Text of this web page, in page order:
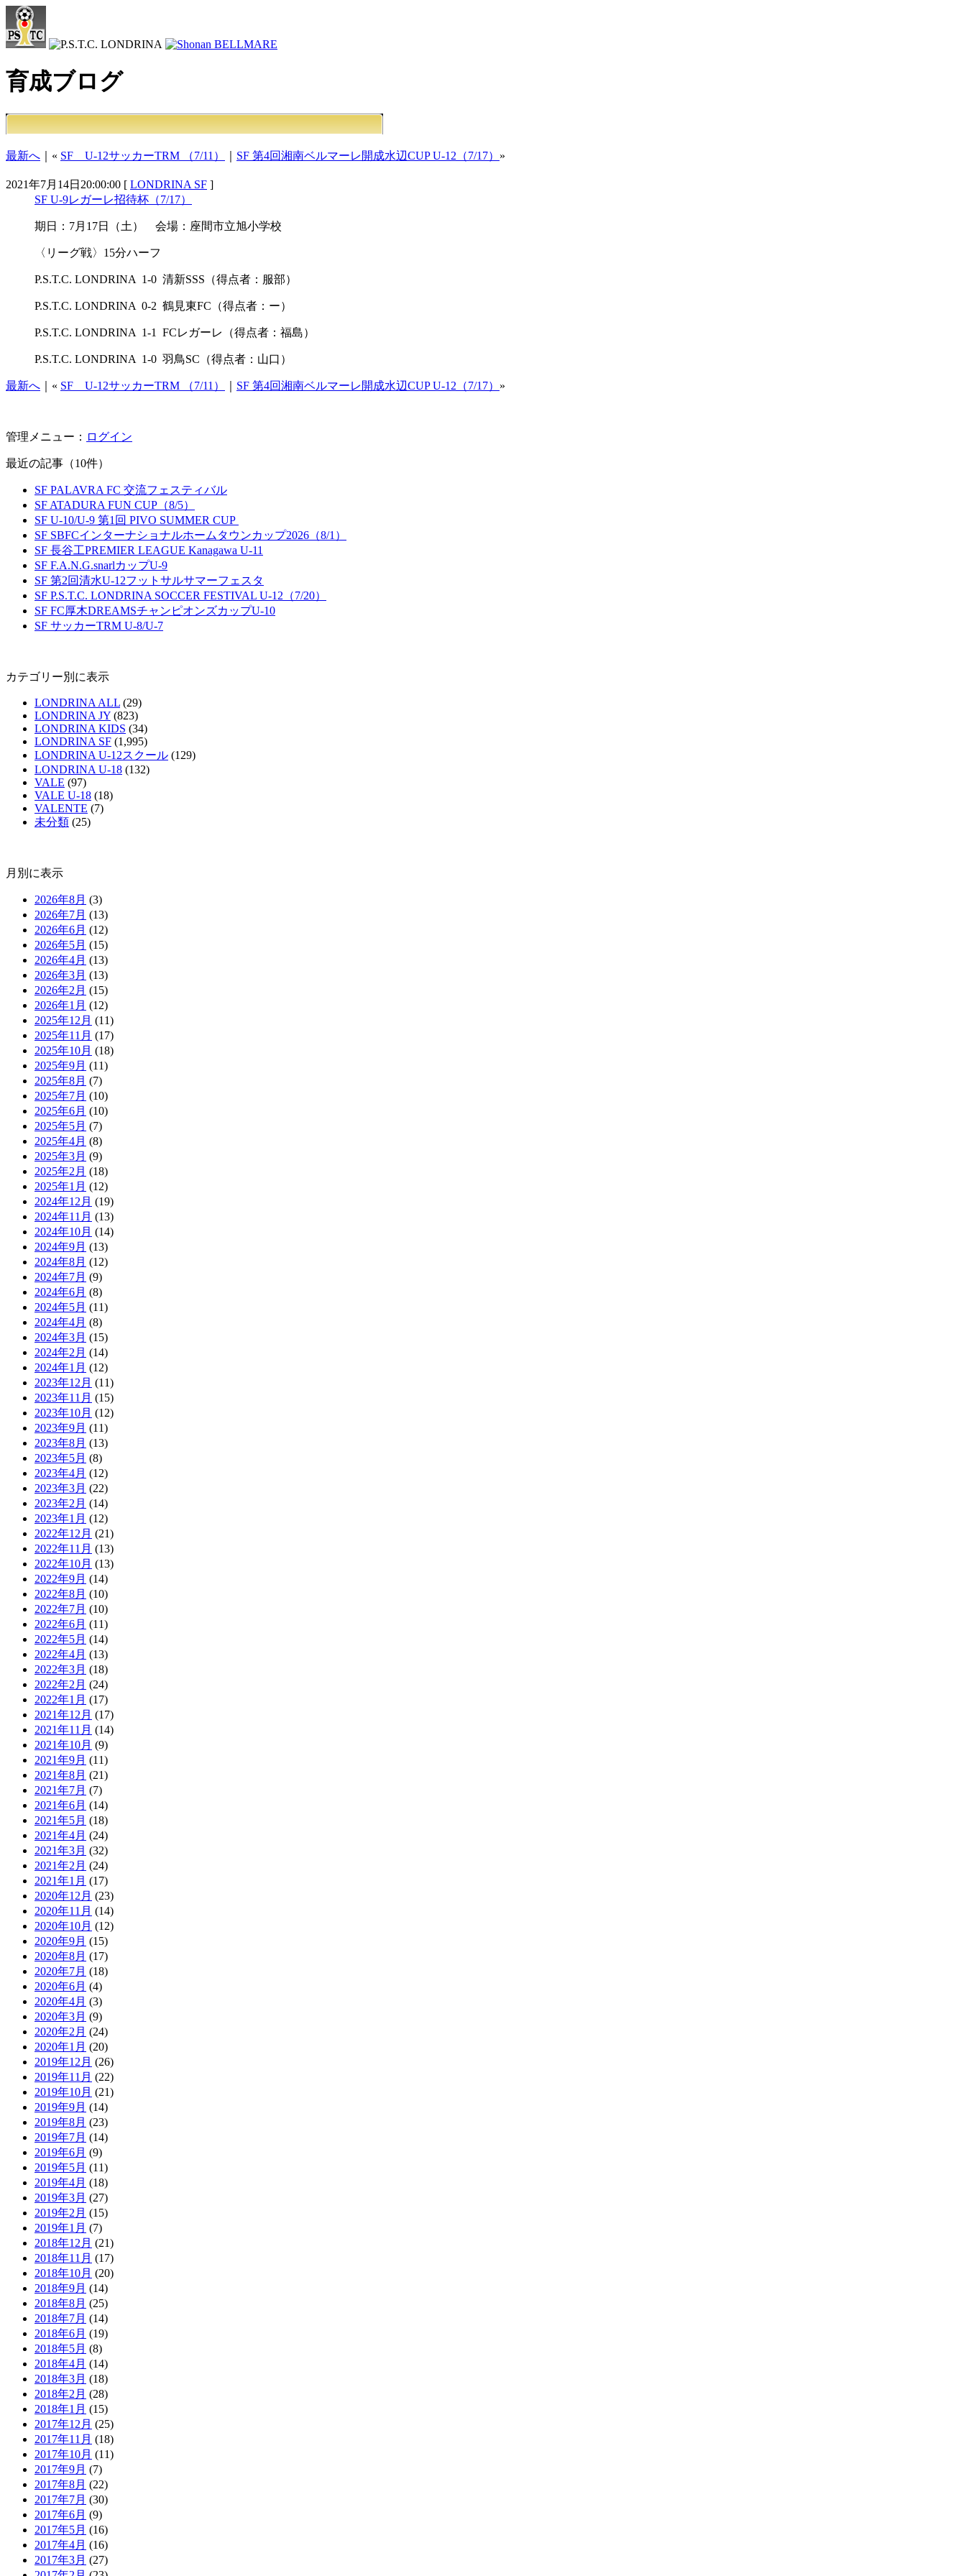
育成ブログ
最新へ ｜« SF U-12サッカーTRM （7/11） SF 第4回湘南ベルマーレ開成水辺CUP U-12（7/17） »
2021年7月14日20:00:00 [ LONDRINA SF ]
SF U-9レガーレ招待杯（7/17）
期日：7月17日（土） 会場：座間市立旭小学校
〈リーグ戦〉15分ハーフ
P.S.T.C. LONDRINA 1-0 清新SSS（得点者：服部）
P.S.T.C. LONDRINA 0-2 鶴見東FC（得点者：ー）
P.S.T.C. LONDRINA 1-1 FCレガーレ（得点者：福島）
P.S.T.C. LONDRINA 1-0 羽鳥SC（得点者：山口）
最新へ ｜« SF U-12サッカーTRM （7/11） SF 第4回湘南ベルマーレ開成水辺CUP U-12（7/17） »
管理メニュー： ログイン
最近の記事（10件）
SF PALAVRA FC 交流フェスティバル
SF ATADURA FUN CUP（8/5）
SF U-10/U-9 第1回 PIVO SUMMER CUP
SF SBFCインターナショナルホームタウンカップ2026（8/1）
SF 長谷工PREMIER LEAGUE Kanagawa U-11
SF F.A.N.G.snarlカップU-9
SF 第2回清水U-12フットサルサマーフェスタ
SF P.S.T.C. LONDRINA SOCCER FESTIVAL U-12（7/20）
SF FC厚木DREAMSチャンピオンズカップU-10
SF サッカーTRM U-8/U-7
カテゴリー別に表示
LONDRINA ALL (29)
LONDRINA JY (823)
LONDRINA KIDS (34)
LONDRINA SF (1,995)
LONDRINA U-12スクール (129)
LONDRINA U-18 (132)
VALE (97)
VALE U-18 (18)
VALENTE (7)
未分類 (25)
月別に表示
2026年8月 (3)
2026年7月 (13)
2026年6月 (12)
2026年5月 (15)
2026年4月 (13)
2026年3月 (13)
2026年2月 (15)
2026年1月 (12)
2025年12月 (11)
2025年11月 (17)
2025年10月 (18)
2025年9月 (11)
2025年8月 (7)
2025年7月 (10)
2025年6月 (10)
2025年5月 (7)
2025年4月 (8)
2025年3月 (9)
2025年2月 (18)
2025年1月 (12)
2024年12月 (19)
2024年11月 (13)
2024年10月 (14)
2024年9月 (13)
2024年8月 (12)
2024年7月 (9)
2024年6月 (8)
2024年5月 (11)
2024年4月 (8)
2024年3月 (15)
2024年2月 (14)
2024年1月 (12)
2023年12月 (11)
2023年11月 (15)
2023年10月 (12)
2023年9月 (11)
2023年8月 (13)
2023年5月 (8)
2023年4月 (12)
2023年3月 (22)
2023年2月 (14)
2023年1月 (12)
2022年12月 (21)
2022年11月 (13)
2022年10月 (13)
2022年9月 (14)
2022年8月 (10)
2022年7月 (10)
2022年6月 (11)
2022年5月 (14)
2022年4月 (13)
2022年3月 (18)
2022年2月 (24)
2022年1月 (17)
2021年12月 (17)
2021年11月 (14)
2021年10月 (9)
2021年9月 (11)
2021年8月 (21)
2021年7月 (7)
2021年6月 (14)
2021年5月 (18)
2021年4月 (24)
2021年3月 (32)
2021年2月 (24)
2021年1月 (17)
2020年12月 (23)
2020年11月 (14)
2020年10月 (12)
2020年9月 (15)
2020年8月 (17)
2020年7月 (18)
2020年6月 (4)
2020年4月 (3)
2020年3月 (9)
2020年2月 (24)
2020年1月 (20)
2019年12月 (26)
2019年11月 (22)
2019年10月 (21)
2019年9月 (14)
2019年8月 (23)
2019年7月 (14)
2019年6月 (9)
2019年5月 (11)
2019年4月 (18)
2019年3月 (27)
2019年2月 (15)
2019年1月 (7)
2018年12月 (21)
2018年11月 (17)
2018年10月 (20)
2018年9月 (14)
2018年8月 (25)
2018年7月 (14)
2018年6月 (19)
2018年5月 (8)
2018年4月 (14)
2018年3月 (18)
2018年2月 (28)
2018年1月 (15)
2017年12月 (25)
2017年11月 (18)
2017年10月 (11)
2017年9月 (7)
2017年8月 (22)
2017年7月 (30)
2017年6月 (9)
2017年5月 (16)
2017年4月 (16)
2017年3月 (27)